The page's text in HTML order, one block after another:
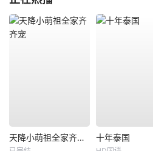
天降小萌祖全家齐齐宠 十年泰国